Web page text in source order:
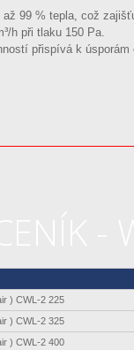
až 99 % tepla, což
h při tlaku 150 Pa.
přispívá k
) CWL-2 225
) CWL-2 325
) CWL-2 400